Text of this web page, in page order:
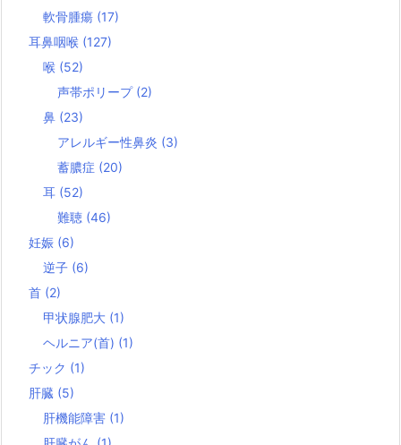
軟骨腫瘍 (17)
耳鼻咽喉 (127)
喉 (52)
声帯ポリープ (2)
鼻 (23)
アレルギー性鼻炎 (3)
蓄膿症 (20)
耳 (52)
難聴 (46)
妊娠 (6)
逆子 (6)
首 (2)
甲状腺肥大 (1)
ヘルニア(首) (1)
チック (1)
肝臓 (5)
肝機能障害 (1)